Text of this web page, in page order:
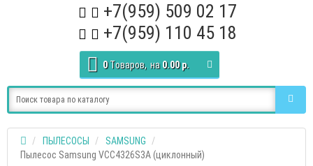
+7(959) 509 02 17
+7(959) 110 45 18
0 Tоваров, на 0.00 р.
ПЫЛЕСОСЫ
SAMSUNG
Пылесос Samsung VCC4326S3A (циклонный)